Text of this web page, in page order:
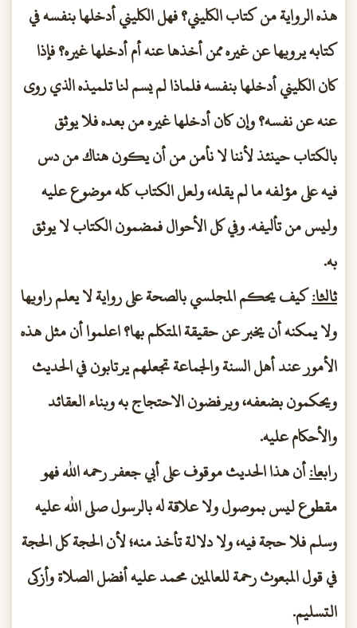
هذه الرواية من كتاب الكليني؟ فهل الكليني أدخلها بنفسه في
كتابه يرويها عن غيره ممن أخذها عنه أم أدخلها غيره؟ فإذا
كان الكليني أدخلها بنفسه فلماذا لم يسم لنا تلميذه الذي روى
عنه عن نفسه؟ وإن كان أدخلها غيره من بعده فلا يوثق
بالكتاب حينئذ لأننا لا نأمن من أن يكون هناك من دس
فيه على مؤلفه ما لم يقله، ولعل الكتاب كله موضوع عليه
وليس من تأليفه. وفي كل الأحوال فمضمون الكتاب لا يوثق
به.
ثالثا:كيف يحكم المجلسي بالصحة على رواية لا يعلم راويها
ولا يمكنه أن يخبر عن حقيقة المتكلم بها؟ اعلموا أن مثل هذه
الأمور عند أهل السنة والجماعة تجعلهم يرتابون في الحديث
ويحكمون بضعفه، ويرفضون الاحتجاج به وبناء العقائد
والأحكام عليه.
رابعا:أن هذا الحديث موقوف على أبي جعفر رحمه الله فهو
مقطوع ليس بموصول ولا علاقة له بالرسول صلى الله عليه
وسلم فلا حجة فيه، ولا دلالة تأخذ منه؛ لأن الحجة كل الحجة
في قول المبعوث رحمة للعالمين محمد عليه أفضل الصلاة وأزكى
التسليم.